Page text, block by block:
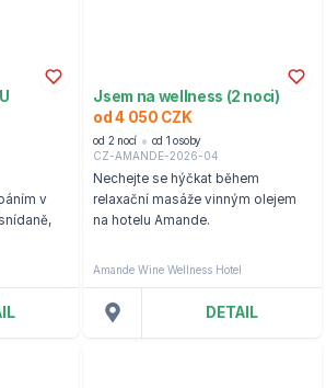
v
Jsem na wellness (2 noci)
od 4 050 CZK
od 2 nocí
od 1 osoby
CZ-AMANDE-2026-04
Nechejte se hýčkat během
relaxační masáže vinným olejem
na hotelu Amande.
Amande Wine Wellness Hotel
DETAIL